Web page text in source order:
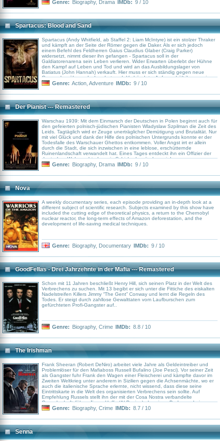
Ereignisse, gepaart mit seiner Aversion gegen die Brutalität der Nazis,
“seine” Juden nach Auschwitz deportiert werden sollen, setzt Schindler Leben
und Privatvermögen aufs Spiel, um sie vor dem sicheren Tod zu retten.
Genre: Biography, Drama IMDb: 9 / 10
Spartacus: Blood and Sand
Spartacus (Andy Whitfield, ab Staffel 2: Liam McIntyre) ist ein stolzer Thraker
und kämpft an der Seite der Römer gegen die Daker. Als er sich jedoch
einem Befehl des Feldherren Gaius Claudius Glaber (Craig Parker)
widersetzt, nimmt dieser ihn gefangen - Spartacus soll in der
Galdiatorenarena sein Leben verlieren. Wider Erwarten überlebt der Hühne
den Kampf auf Leben und Tod und wird an das Ausbildungslager von
Batiatus (John Hannah) verkauft. Hier muss er sich ständig gegen neue
Gegner bewähren, doch er hat auch Verbündete. Anfangs hält ihn nur ein
Gedanke am Leben: Seine ebenfalls als Sklavin verkaufte Frau Sura wieder
Genre: Action Adventure IMDb: 9 / 10
Der Pianist --- Remastered
Warschau 1939: Mit dem Einmarsch der Deutschen in Polen beginnt auch für
den gefeierten polnisch-jüdischen Pianisten Wladyslaw Szpilman die Zeit des
Leids. Tagtäglich wird er Zeuge unerträglicher Demütigung und Brutalität. Nur
mit viel Glück und dank der Hilfe des polnischen Untergrunds konnte er der
Todesfalle des Warschauer Ghettos entkommen. Voller Angst irrt er allein
durch die Stadt, die sich inzwischen in eine leblose, erschütternde
Ruinenlandschaft verwandelt hat. Eines Tages entdeckt ihn ein Offizier der
deutschen Wehrmacht, der sein Schicksal verändern wird.
Genre: Biography, Drama IMDb: 9 / 10
Nova
A weekly documentary series, each episode providing an in-depth look at a
different subject of scientific research. Subjects examined by this show have
included the cutting edge of theoretical physics, a return to the Chernobyl
nuclear reactor, the long-term effects of Amazon deforestation, and the
development of life-saving medical techniques.
Genre: Biography, Documentary IMDb: 9 / 10
GoodFellas - Drei Jahrzehnte in der Mafia --- Remastered
Schon mit 11 Jahren beschließt Henry Hill, sich seinen Platz in der Welt des
Verbrechens zu suchen. Mit 13 begibt er sich unter die Fittiche des eiskalten
Nadelstreifen Killers Jimmy “The Gent” Conway und lernt die Regeln des
Todes. Er steigt durch zahllose Gewalttaten vom Laufburschen zum
gefürchteten Profi-Gangster auf..
Genre: Biography, Crime IMDb: 8.8 / 10
The Irishman
Frank Sheeran (Robert DeNiro) arbeitet viele Jahre als Geldeintreiber und
Problemlöser für den Mafiaboss Russell Bufalino (Joe Pesci). Vor seiner Zeit
als Gangster fuhr Frank den Wagen einer Fleischerei und kämpfte davor im
Zweiten Weltkrieg unter anderem in Sizilien gegen die Achsenmächte, wo er
auch die italienische Sprache erlernte, nicht wissend, dass diese seine
Eintrittskarte in die Welt des organisierten Verbrechens sein sollte. Auf
Empfehlung Russels stellt ihn der mit der Cosa Nostra verbandelte
Gewerkschaftsführer Jimmy Hoffa (Al Pacino) als seinen Bodyguard ein.
Zwischen den beiden Männern entwickelt sich erst Respekt, dann eine enge
in den Rängen der Mafia auf und desto grausamer werden die Verbrechen,
die er verübt. Dann bekommt er den Auftrag, Hoffa zu ermorden... Verfilmung
des Bestsellers von Charles Brandt über den Killer Frank "The Irishman"
Sheeran und dessen zahlreichen Mafia-Morde. Mittels modernster Technik
Genre: Biography, Crime IMDb: 8.7 / 10
Senna